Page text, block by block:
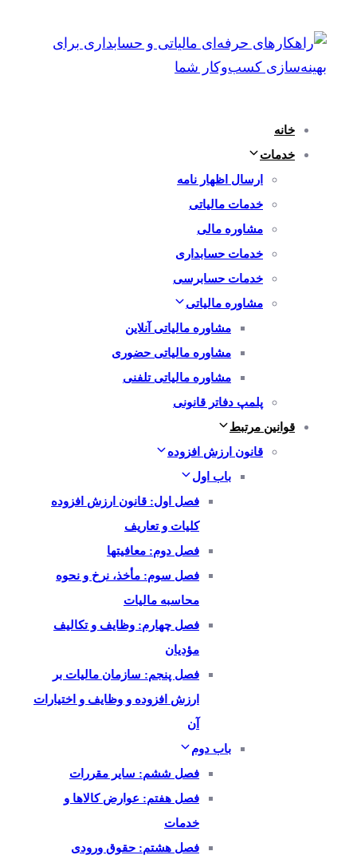
ناوبری
خانه
خدمات
ارسال اظهار نامه
خدمات مالیاتی
مشاوره مالی
خدمات حسابداری
خدمات حسابرسی
مشاوره مالیاتی
مشاوره مالیاتی آنلاین
مشاوره مالیاتی حضوری
مشاوره مالیاتی تلفنی
پلمپ دفاتر قانونی
قوانین مرتبط
قانون ارزش افزوده
باب اول
فصل اول: قانون ارزش افزوده
کلیات و تعاریف
فصل دوم: معافیتها
فصل سوم: مأخذ، نرخ و نحوه
محاسبه مالیات
فصل چهارم: وظایف و تکالیف
مؤدیان
فصل پنجم: سازمان مالیات بر
ارزش افزوده و وظایف و اختیارات
آن
باب دوم
فصل ششم: سایر مقررات
فصل هفتم: عوارض کالاها و
خدمات
فصل هشتم: حقوق ورودی